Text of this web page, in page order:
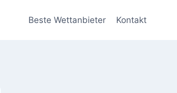
Beste Wettanbieter Kontakt